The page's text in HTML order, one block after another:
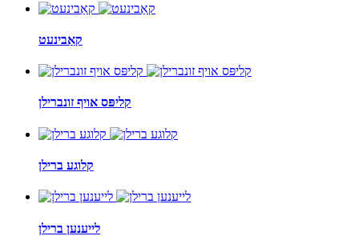
קאַבינעט
קליפּס אויף זונברילן
קלוגע ברילן
לייענען ברילן